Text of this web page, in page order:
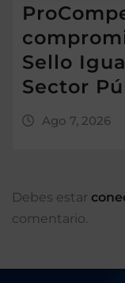
Sello
Sector
Ago 7, 2026
Debes estar
comentario.